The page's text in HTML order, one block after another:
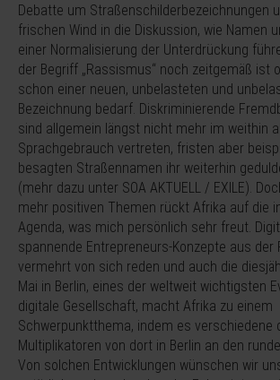
Debatte um Straßenschilderbezeichnungen
frischen Wind in die Diskussion, wie Namen
einer Normalisierung der Unterdrückung
der Begriff „Rassismus“ noch zeitgemäß ist
schon einer neuen, unbelasteten und
Bezeichnung bedarf. Diskriminierende
sind allgemein längst nicht mehr im weithin
Sprachgebrauch vertreten, fristen aber
besagten Straßennamen ihr weiterhin
(mehr dazu unter SOA AKTUELL / EXILE).
mehr positiven Themen rückt Afrika auf die
Agenda, was mich persönlich sehr freut.
spannende Entrepreneurs-Konzepte aus der
vermehrt von sich reden und auch die
Mai in Berlin, eines der weltweit wichtigsten
digitale Gesellschaft, macht Afrika zu einem
Schwerpunktthema, indem es verschiedene
Multiplikatoren von dort in Berlin an den
Von solchen Entwicklungen wünschen wir